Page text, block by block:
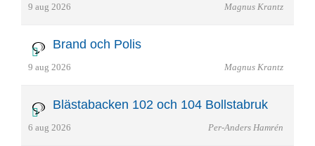
9 aug 2026 Magnus Krantz
Brand och Polis
9 aug 2026 Magnus Krantz
Blästabacken 102 och 104 Bollstabruk
6 aug 2026 Per-Anders Hamrén